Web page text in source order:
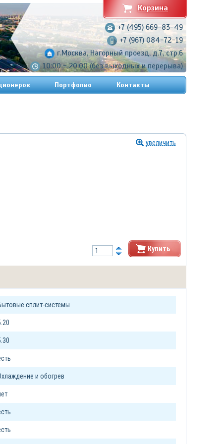
+7 (495) 669-83-49
+7 (967) 084-72-19
г.Москва, Нагорный проезд, д.7, стр.6
10:00 - 20:00 (без выходных и перерыва)
Корзина
Портфолио Контакты
увеличить
Купить
сплит-системы
и обогрев